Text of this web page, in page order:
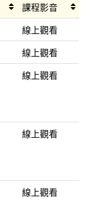
課程影音
線上觀看
線上觀看
線上觀看
線上觀看
線上觀看